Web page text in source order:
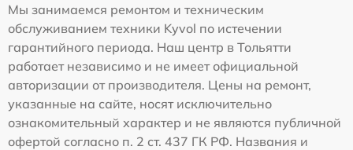
Мы занимаемся ремонтом и техническим
обслуживанием техники Kyvol по истечении
гарантийного периода. Наш центр в Тольятти
работает независимо и не имеет официальной
авторизации от производителя. Цены на ремонт,
указанные на сайте, носят исключительно
ознакомительный характер и не являются публичной
офертой согласно п. 2 ст. 437 ГК РФ. Названия и